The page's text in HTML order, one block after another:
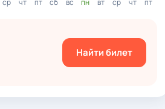
ср чт пт сб вс пн вт ср чт пт
Найти билет